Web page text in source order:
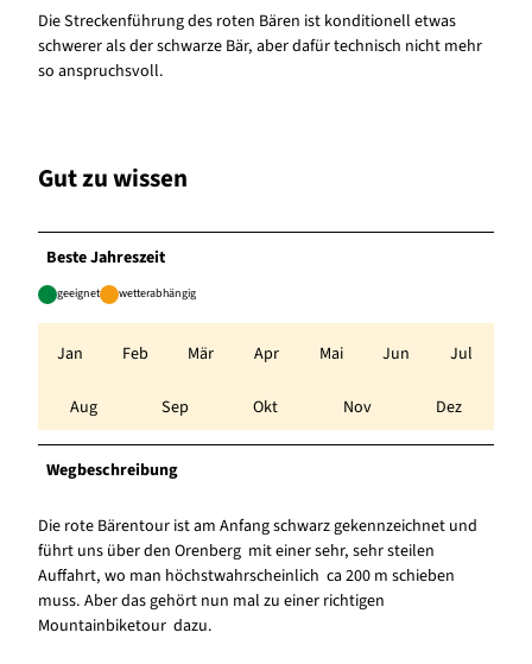
Die Streckenführung des roten Bären ist konditionell etwas
schwerer als der schwarze Bär, aber dafür technisch nicht mehr
so anspruchsvoll.
Gut zu wissen
Beste Jahreszeit
geeignet wetterabhängig
Jan Feb Mär Apr Mai Jun Jul
Aug Sep Okt Nov Dez
Wegbeschreibung
Die rote Bärentour ist am Anfang schwarz gekennzeichnet und
führt uns über den Orenberg mit einer sehr, sehr steilen
Auffahrt, wo man höchstwahrscheinlich ca 200 m schieben
muss. Aber das gehört nun mal zu einer richtigen
Mountainbiketour dazu.